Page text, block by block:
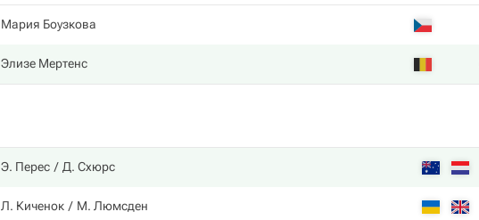
Мария Боузкова
Элизе Мертенс
Э. Перес Д. Схюрс
Л. Киченок М. Люмсден